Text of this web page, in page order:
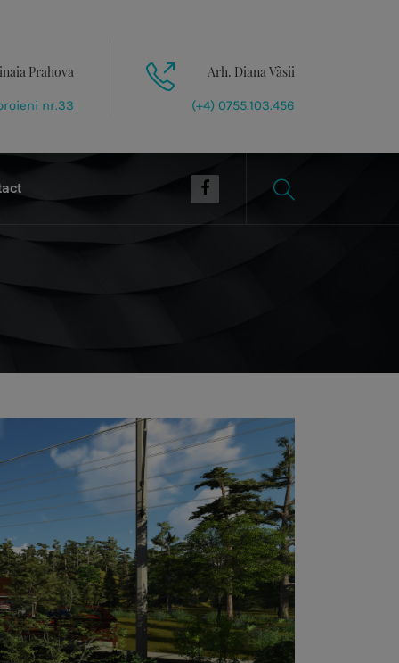
Prahova
nr.33
Arh. Diana Vãsii
(+4) 0755.103.456